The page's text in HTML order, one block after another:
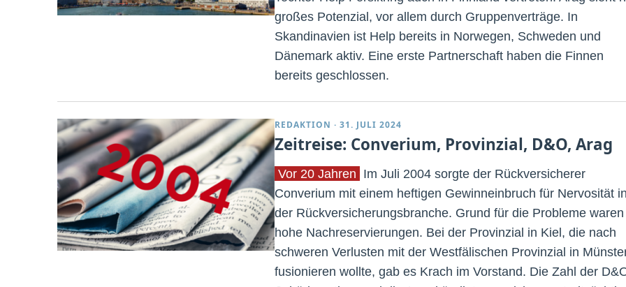
großes Potenzial, vor allem durch Gruppenverträge. In
Skandinavien ist Help bereits in Norwegen, Schweden und
Dänemark aktiv. Eine erste Partnerschaft haben die Finnen
bereits geschlossen.
REDAKTION · 31. JULI 2024
Zeitreise: Converium, Provinzial, D&O, Arag
Vor 20 Jahren Im Juli 2004 sorgte der Rückversicherer
Converium mit einem heftigen Gewinneinbruch für Nervosität
der Rückversicherungsbranche. Grund für die Probleme waren
hohe Nachreservierungen. Bei der Provinzial in Kiel, die nach
schweren Verlusten mit der Westfälischen Provinzial in
fusionieren wollte, gab es Krach im Vorstand. Die Zahl der